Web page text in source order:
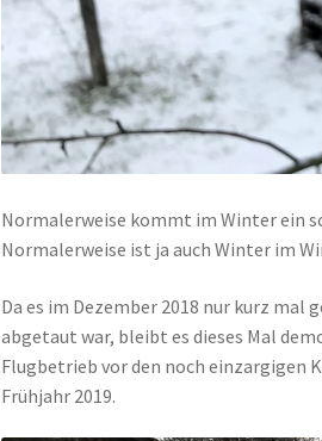
Normalerweise kommt im Winter ein
Normalerweise ist ja auch Winter im
Da es im Dezember 2018 nur kurz
abgetaut war, bleibt es dieses Mal
Flugbetrieb vor den noch einzargigen
Frühjahr 2019.